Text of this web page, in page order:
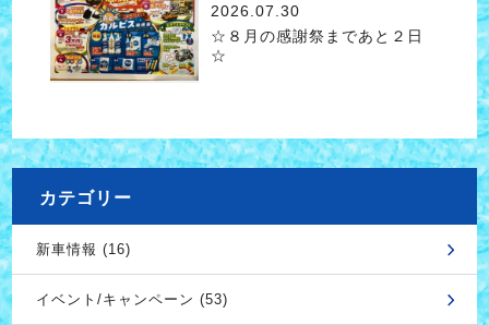
2026.07.30
☆８月の感謝祭まであと２日
☆
カテゴリー
新車情報 (16)
イベント/キャンペーン (53)